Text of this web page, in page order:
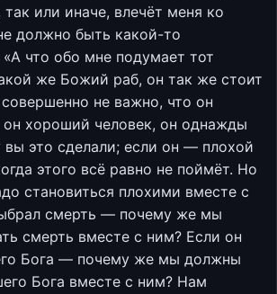
так или иначе, влечёт меня ко
должно быть какой-то
«А что обо мне подумает тот
же Божий раб, он так же стоит
не важно, что он
он хороший человек, он однажды
вы это сделали; если он — плохой
этого всё равно не поймёт. Но
становиться плохими вместе с
смерть — почему же мы
смерть вместе с ним? Если он
Бога — почему же мы должны
Бога вместе с ним? Нам